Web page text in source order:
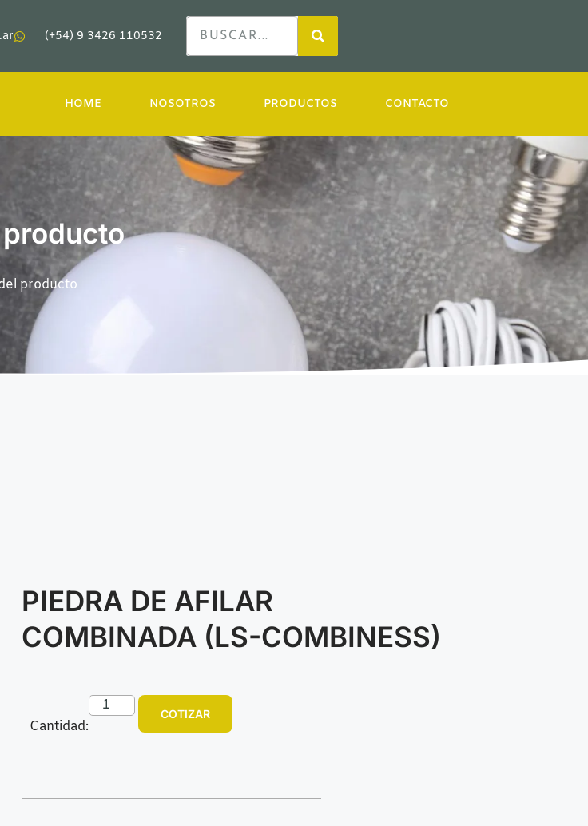
(+54) 9 3426 110532
HOME NOSOTROS PRODUCTOS CONTACTO
producto
PIEDRA DE AFILAR
COMBINADA (LS-COMBINESS)
Cantidad:
COTIZAR